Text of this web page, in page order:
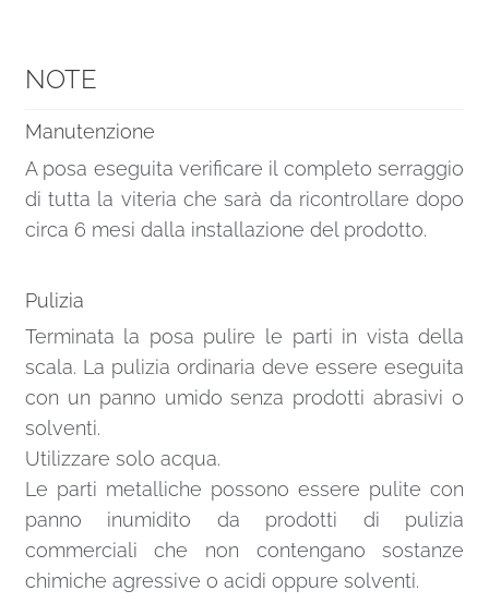
NOTE
Manutenzione
A posa eseguita verificare il completo serraggio
di tutta la viteria che sarà da ricontrollare dopo
circa 6 mesi dalla installazione del prodotto.
Pulizia
Terminata la posa pulire le parti in vista della
scala. La pulizia ordinaria deve essere eseguita
con un panno umido senza prodotti abrasivi o
solventi.
Utilizzare solo acqua.
Le parti metalliche possono essere pulite con
panno inumidito da prodotti di pulizia
commerciali che non contengano sostanze
chimiche agressive o acidi oppure solventi.